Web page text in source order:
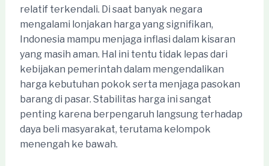
relatif terkendali. Di saat banyak negara
mengalami lonjakan harga yang signifikan,
Indonesia mampu menjaga inflasi dalam kisaran
yang masih aman. Hal ini tentu tidak lepas dari
kebijakan pemerintah dalam mengendalikan
harga kebutuhan pokok serta menjaga pasokan
barang di pasar. Stabilitas harga ini sangat
penting karena berpengaruh langsung terhadap
daya beli masyarakat, terutama kelompok
menengah ke bawah.